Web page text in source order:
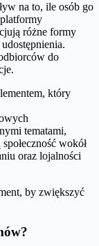
na to, ile osób go
różne formy
do
który
tematami,
wokół
oraz lojalności
by zwiększyć